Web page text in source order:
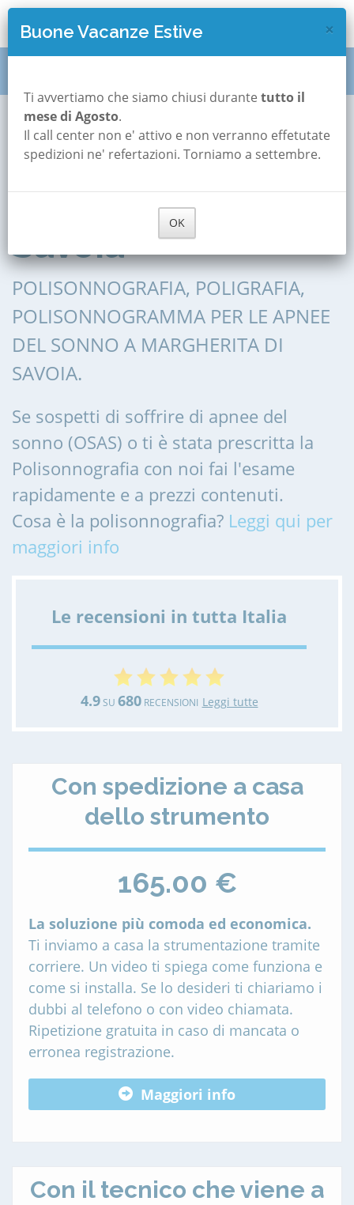
Margherita di Savoia
Polisonnografia a
Margherita di
Savoia
POLISONNOGRAFIA, POLIGRAFIA,
POLISONNOGRAMMA PER LE APNEE
DEL SONNO A MARGHERITA DI
SAVOIA.
Se sospetti di soffrire di apnee del
sonno (OSAS) o ti è stata prescritta la
Polisonnografia con noi fai l'esame
rapidamente e a prezzi contenuti.
Cosa è la polisonnografia? Leggi qui per
maggiori info
Le recensioni in tutta Italia
4.9SU 680RECENSIONI Leggi tutte
Con spedizione a casa
dello strumento
165.00 €
La soluzione più comoda ed economica.
Ti inviamo a casa la strumentazione tramite
corriere. Un video ti spiega come funziona e
come si installa. Se lo desideri ti chiariamo i
dubbi al telefono o con video chiamata.
Ripetizione gratuita in caso di mancata o
erronea registrazione.
Maggiori info
Con il tecnico che viene a
×
Buone Vacanze Estive
Ti avvertiamo che siamo chiusi durante tutto il
mese di Agosto.
Il call center non e' attivo e non verranno effetutate
spedizioni ne' refertazioni. Torniamo a settembre.
OK